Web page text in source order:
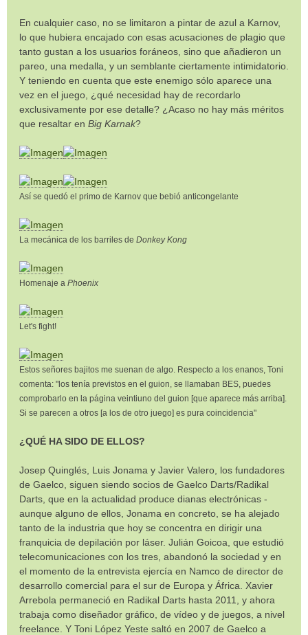
En cualquier caso, no se limitaron a pintar de azul a Karnov,
lo que hubiera encajado con esas acusaciones de plagio que
tanto gustan a los usuarios foráneos, sino que añadieron un
pareo, una medalla, y un semblante ciertamente intimidatorio.
Y teniendo en cuenta que este enemigo sólo aparece una
vez en el juego, ¿qué necesidad hay de recordarlo
exclusivamente por ese detalle? ¿Acaso no hay más méritos
que resaltar en Big Karnak?
Así se quedó el primo de Karnov que bebió anticongelante
La mecánica de los barriles de Donkey Kong
Homenaje a Phoenix
Let's fight!
Estos señores bajitos me suenan de algo. Respecto a los enanos, Toni
comenta: "los tenía previstos en el guion, se llamaban BES, puedes
comprobarlo en la página veintiuno del guion [que aparece más arriba].
Si se parecen a otros [a los de otro juego] es pura coincidencia"
¿QUÉ HA SIDO DE ELLOS?
Josep Quinglés, Luis Jonama y Javier Valero, los fundadores
de Gaelco, siguen siendo socios de Gaelco Darts/Radikal
Darts, que en la actualidad produce dianas electrónicas -
aunque alguno de ellos, Jonama en concreto, se ha alejado
tanto de la industria que hoy se concentra en dirigir una
franquicia de depilación por láser. Julián Goicoa, que estudió
telecomunicaciones con los tres, abandonó la sociedad y en
el momento de la entrevista ejercía en Namco de director de
desarrollo comercial para el sur de Europa y África. Xavier
Arrebola permaneció en Radikal Darts hasta 2011, y ahora
trabaja como diseñador gráfico, de vídeo y de juegos, a nivel
freelance. Y Toni López Yeste saltó en 2007 de Gaelco a